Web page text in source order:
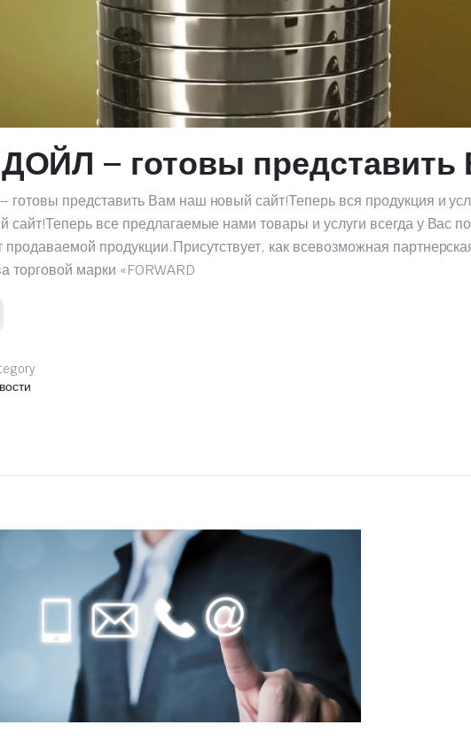
– готовы
представить Вам наш новый сайт!Теперь вся продукция и
сайт!Теперь все предлагаемые нами товары и услуги всегда у Вас
продаваемой продукции.Присутствует, как всевозможная
торговой марки «FORWARD